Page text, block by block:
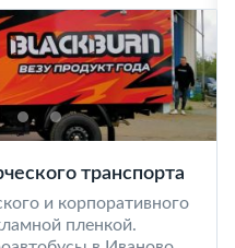
транспорта
и корпоративного
пленкой.